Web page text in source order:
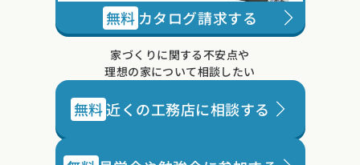
無料 カタログ請求する
家づくりに関する不安点や
理想の家について相談したい
無料近くの工務店に相談する